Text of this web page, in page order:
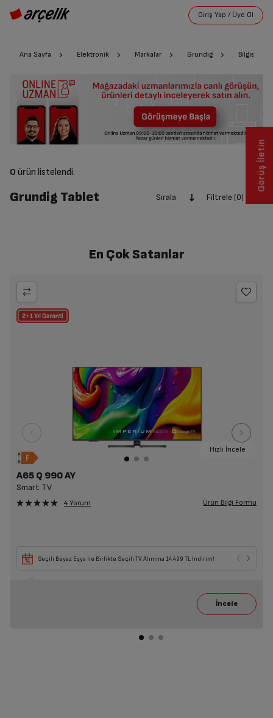
Ana Sayfa Elektronik Markalar Grundig
0 ürün listelendi.
Grundig Tablet Sırala Filtrele (0)
En Çok Satanlar
Hızlı İncele
A65 Q 990 AY
Smart TV
4 Yorum Ürün Bilgi Formu
Seçili Beyaz Eşya ile Birlikte Seçili TV Alımına 14.499 TL İndirim!
Görüş İletin